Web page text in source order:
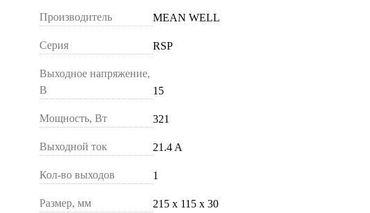
Производитель MEAN WELL
Серия RSP
Выходное напряжение,
В
15
Мощность, Вт 321
Выходной ток 21.4 A
Кол-во выходов 1
Размер, мм 215 х 115 х 30